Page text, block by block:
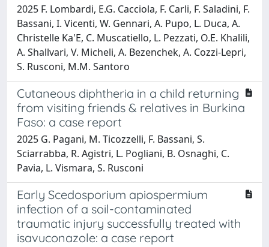
2025 F. Lombardi, E.G. Cacciola, F. Carli, F. Saladini, F.
Bassani, I. Vicenti, W. Gennari, A. Pupo, L. Duca, A.
Christelle Ka'E, C. Muscatiello, L. Pezzati, O.E. Khalili,
A. Shallvari, V. Micheli, A. Bezenchek, A. Cozzi-Lepri,
S. Rusconi, M.M. Santoro
Cutaneous diphtheria in a child returning
from visiting friends & relatives in Burkina
Faso: a case report
2025 G. Pagani, M. Ticozzelli, F. Bassani, S.
Sciarrabba, R. Agistri, L. Pogliani, B. Osnaghi, C.
Pavia, L. Vismara, S. Rusconi
Early Scedosporium apiospermium
infection of a soil-contaminated
traumatic injury successfully treated with
isavuconazole: a case report